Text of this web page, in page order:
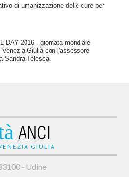
di umanizzazione delle cure per
DAY 2016 - giornata mondiale
Giulia con l'assessore
Sandra Telesca.
ANCI
GIULIA
- Udine